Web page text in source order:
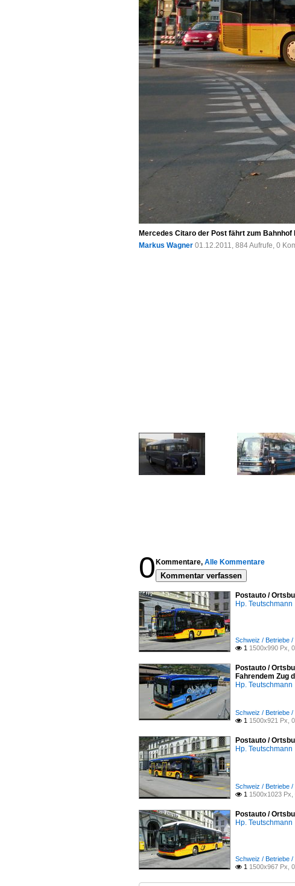
Mercedes Citaro der Post fährt zum
Markus Wagner 01.12.2011, 884 Aufrufe, 0
0 Kommentare, Alle Kommentare
Kommentar verfassen
Postauto /
Hp. Teutschmann
Schweiz / Betriebe /
 1 1500x990 Px,
Postauto /
Fahrendem Zug
Hp. Teutschmann
Schweiz / Betriebe /
 1 1500x921 Px,
Postauto /
Hp. Teutschmann
Schweiz / Betriebe /
 1 1500x1023 Px,
Postauto /
Hp. Teutschmann
Schweiz / Betriebe /
 1 1500x967 Px,